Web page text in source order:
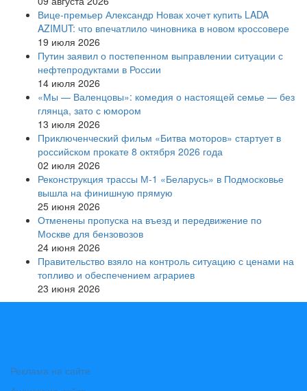
Вице‑премьер Александр Новак хочет купить LADA
AZIMUT: что впечатлило чиновника в новом кроссовере
19 июля 2026
Путин заявил о постепенном выправлении ситуации с
нефтепродуктами в России
14 июля 2026
«Мы — Валенцовы»: комедия о настоящей семье — без
глянца, зато с юмором
13 июля 2026
Приключенческий фильм «Битва моторов» стартует в
российском прокате 8 октября 2026 года
02 июля 2026
Реконструкция трассы М-1 «Беларусь» в Подмосковье
вышла на финишную прямую
25 июня 2026
Отменены пропуска на въезд и передвижение по
Москве для бензовозов
24 июня 2026
Правительство взяло на контроль ситуацию с ценами на
топливо и обеспечением аграриев
23 июня 2026
Реклама на сайте